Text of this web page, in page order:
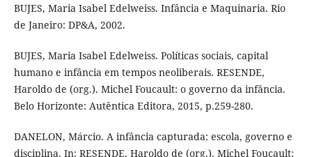
BUJES, Maria Isabel Edelweiss. Infância e Maquinaria. Rio
de Janeiro: DP&A, 2002.
BUJES, Maria Isabel Edelweiss. Políticas sociais, capital
humano e infância em tempos neoliberais. RESENDE,
Haroldo de (org.). Michel Foucault: o governo da infância.
Belo Horizonte: Autêntica Editora, 2015, p.259-280.
DANELON, Márcio. A infância capturada: escola, governo e
disciplina. In: RESENDE, Haroldo de (org.). Michel Foucault: